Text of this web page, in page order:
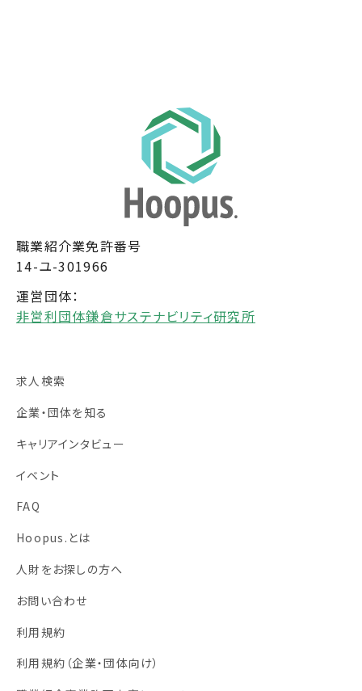
職業紹介業免許番号
14-ユ-301966
運営団体：
非営利団体鎌倉サステナビリティ研究所
求人検索
企業・団体を知る
キャリアインタビュー
イベント
FAQ
Hoopus.とは
人財をお探しの方へ
お問い合わせ
利用規約
利用規約 （企業・団体向け）